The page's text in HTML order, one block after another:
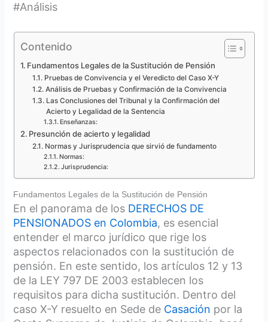
#Análisis
Contenido
Fundamentos Legales de la Sustitución de Pensión
Pruebas de Convivencia y el Veredicto del Caso X-Y
Análisis de Pruebas y Confirmación de la Convivencia
Las Conclusiones del Tribunal y la Confirmación del
Acierto y Legalidad de la Sentencia
Enseñanzas:
Presunción de acierto y legalidad
Normas y Jurisprudencia que sirvió de fundamento
Normas:
Jurisprudencia:
Fundamentos Legales de la Sustitución de Pensión
En el panorama de los DERECHOS DE
PENSIONADOS en Colombia, es esencial
entender el marco jurídico que rige los
aspectos relacionados con la sustitución de
pensión. En este sentido, los artículos 12 y 13
de la LEY 797 DE 2003 establecen los
requisitos para dicha sustitución. Dentro del
caso X-Y resuelto en Sede de Casación por la